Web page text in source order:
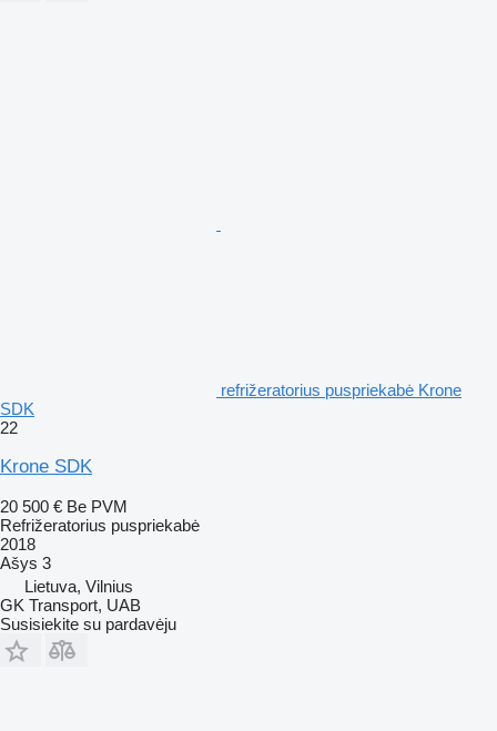
refrižeratorius puspriekabė Krone
SDK
22
Krone SDK
20 500 € Be PVM
Refrižeratorius puspriekabė
2018
Ašys 3
Lietuva, Vilnius
GK Transport, UAB
Susisiekite su pardavėju